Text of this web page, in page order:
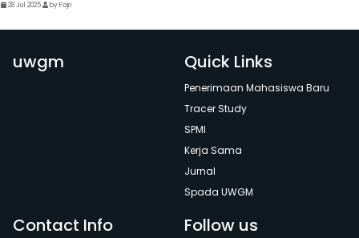
28 Jul 2025 by Fajri
uwgm Quick Links
Penerimaan Mahasiswa Baru
Tracer Study
SPMI
Kerja Sama
Jurnal
Spada UWGM
Contact Info Follow us